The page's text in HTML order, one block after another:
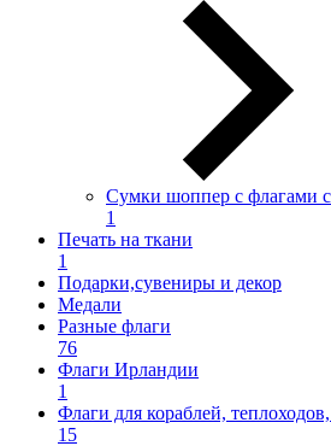
Сумки шоппер с флагами
1
Печать на ткани
1
Подарки,сувениры и декор
Медали
Разные флаги
76
Флаги Ирландии
1
Флаги для кораблей,
15